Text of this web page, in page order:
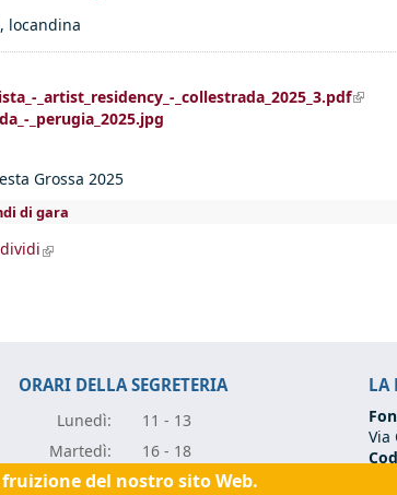
locandina
_artist_residency_-_collestrada_2025_3.pdf(link is
_perugia_2025.jpg
Grossa 2025
di gara
(link is external)
ORARI DELLA SEGRETERIA
Lunedì:
11 - 13
Martedì:
16 - 18
Mercoledì: 11 - 13
LA
Via
del nostro sito Web.